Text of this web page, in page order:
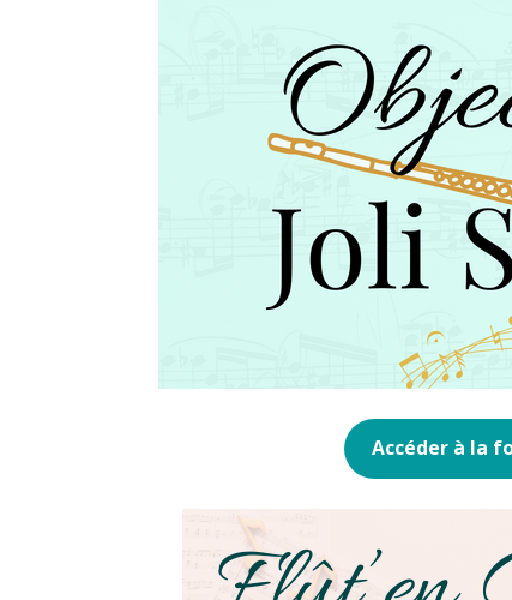
Accéder à la